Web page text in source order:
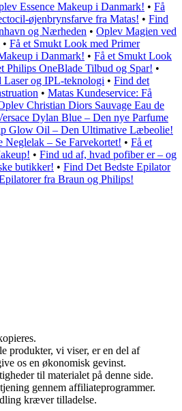
Essence Makeup i Danmark! • Få
øjenbrynsfarve fra Matas! • Find
og Nærheden • Oplev Magien ved
• Få et Smukt Look med Primer
i Danmark! • Få et Smukt Look
Philips OneBlade Tilbud og Spar! •
Laser og IPL-teknologi • Find det
• Matas Kundeservice: Få
Christian Diors Sauvage Eau de
Dylan Blue – Den nye Parfume
Glow Oil – Den Ultimative Læbeolie!
Neglelak – Se Farvekortet! • Få et
• Find ud af, hvad pofiber er – og
butikker! • Find Det Bedste Epilator
fra Braun og Philips!
produkter, vi viser, er en del af
os en økonomisk gevinst.
til materialet på denne side.
gennem affiliateprogrammer.
kræver tilladelse.